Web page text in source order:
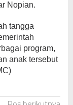
Nopian.
tangga
program,
anak tersebut